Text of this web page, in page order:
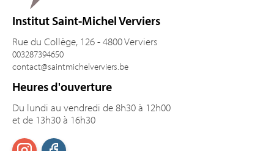
Institut Saint-Michel Verviers
Rue du Collège, 126 - 4800 Verviers
003287394650
contact@saintmichelverviers.be
Heures d'ouverture
Du lundi au vendredi de 8h30 à 12h00
et de 13h30 à 16h30